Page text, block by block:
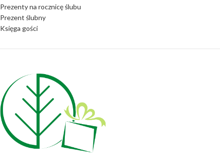
Prezenty na rocznicę ślubu
Prezent ślubny
Księga gości